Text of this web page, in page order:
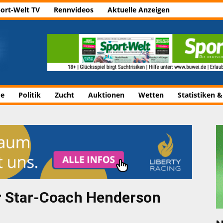
Welt TV Rennvideos Aktuelle Anzeigen
Politik Zucht Auktionen Wetten Statistiken
Coach Henderson